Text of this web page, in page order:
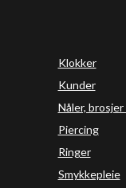
Klokker
Kunder
Nåler,
Piercing
Ringer
Smykkepleie